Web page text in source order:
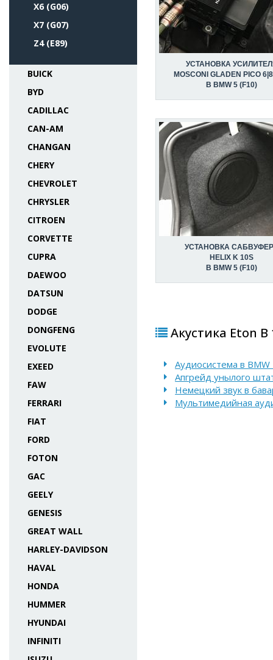
X6 (G06)
X7 (G07)
Z4 (E89)
BUICK
BYD
CADILLAC
CAN-AM
CHANGAN
CHERY
CHEVROLET
CHRYSLER
CITROEN
CORVETTE
CUPRA
DAEWOO
DATSUN
DODGE
DONGFENG
EVOLUTE
EXEED
FAW
FERRARI
FIAT
FORD
FOTON
GAC
GEELY
GENESIS
GREAT WALL
HARLEY-DAVIDSON
HAVAL
HONDA
HUMMER
HYUNDAI
INFINITI
УСТАНОВКА
MOSCONI GLADEN PICO
В BMW 5 (F10)
УСТАНОВКА
HELIX K 10S
В BMW 5 (F10)
Акустика Eton
Аудиосистема в BMW
Апгрейд унылого
Немецкий звук в
Мультимедийная